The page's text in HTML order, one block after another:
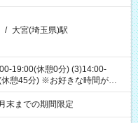
/ 大宮(埼玉県)駅
19:00(休憩0分) (3)14:00-
憩45分) ※お好きな時間が選べ
末までの期間限定